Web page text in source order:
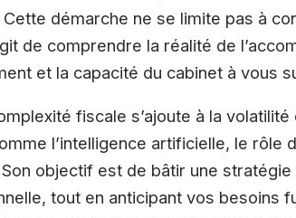
démarche ne se limite pas à
de comprendre la réalité de
et la capacité du cabinet à vous
fiscale s’ajoute à la
l’intelligence artificielle, le rôle
objectif est de bâtir une
tout en anticipant vos besoins